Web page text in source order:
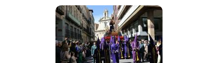
exposición
‘Maridaje